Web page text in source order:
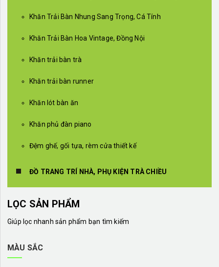
Khăn Trải Bàn Nhung Sang Trọng, Cá Tính
Khăn Trải Bàn Hoa Vintage, Đồng Nội
Khăn trải bàn trà
Khăn trải bàn runner
Khăn lót bàn ăn
Khăn phủ đàn piano
Đệm ghế, gối tựa, rèm cửa thiết kế
ĐỒ TRANG TRÍ NHÀ, PHỤ KIỆN TRÀ CHIỀU
LỌC SẢN PHẨM
Giúp lọc nhanh sản phẩm bạn tìm kiếm
MÀU SẮC